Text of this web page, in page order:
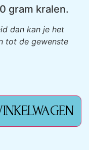
gram kralen.
dan kan je het
tot de gewenste